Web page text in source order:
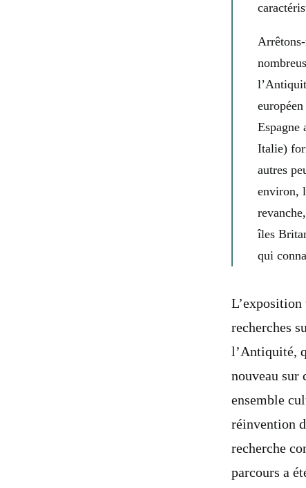
Espagne
Italie)
autres
environ,
îles
qui
L’exposition
recherches
l’Antiquité,
nouveau sur
ensemble
réinvention
recherche
parcours a